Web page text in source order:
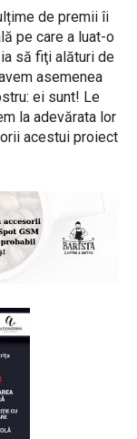
de premii îi
pe care a luat-o
să fiţi alături de
asemenea
ei sunt! Le
la adevărata lor
acestui proiect